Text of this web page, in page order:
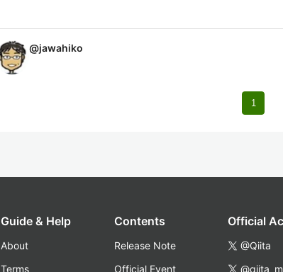
@jawahiko
1
Guide & Help
About
Terms
Contents
Release Note
Official Event
Official
@Qiita